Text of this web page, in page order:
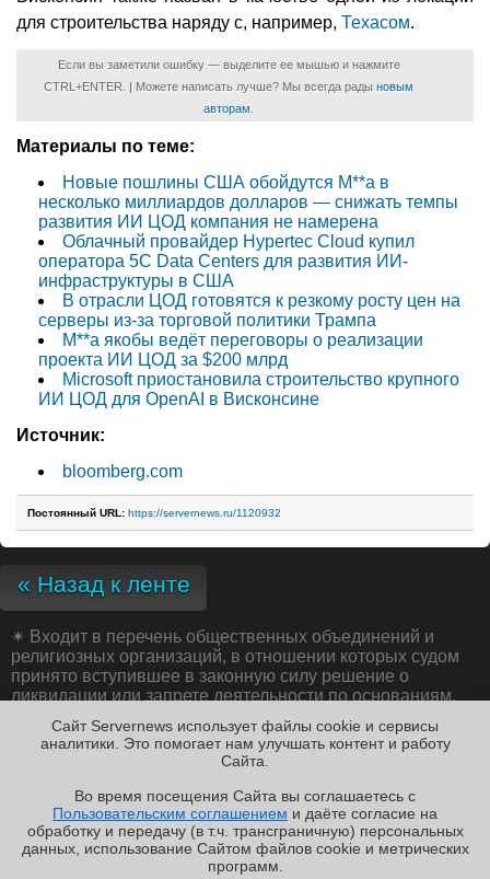
✖
для строительства наряду с, например, Техасом.
Если вы заметили ошибку — выделите ее мышью и нажмите
CTRL+ENTER. | Можете написать лучше? Мы всегда рады новым
авторам
Материалы по теме:
Новые пошлины США обойдутся M**a в
несколько миллиардов долларов — снижать темпы
развития ИИ ЦОД компания не намерена
Облачный провайдер Hypertec Cloud купил
оператора 5C Data Centers для развития ИИ-
инфраструктуры в США
В отрасли ЦОД готовятся к резкому росту цен на
серверы из-за торговой политики Трампа
M**a якобы ведёт переговоры о реализации
проекта ИИ ЦОД за $200 млрд
Microsoft приостановила строительство крупного
ИИ ЦОД для OpenAI в Висконсине
Источник:
bloomberg.com
Постоянный URL: https://servernews.ru/1120932
« Назад к ленте
✴ Входит в перечень общественных объединений и
религиозных организаций, в отношении которых судом
принято вступившее в законную силу решение о
ликвидации или запрете деятельности по основаниям,
№ 114-ФЗ «О противодействии экстремистской
деятельности»;
Copyright ©2010-2026
Servernews.Пользовательское
соглашение
Сайт Servernews использует файлы cookie и сервисы
аналитики. Это помогает нам улучшать контент и работу
Cайта.
Во время посещения Cайта вы соглашаетесь с
Пользовательским соглашением и даёте согласие на
обработку и передачу (в т.ч. трансграничную) персональных
данных, использование Cайтом файлов cookie и метрических
программ.